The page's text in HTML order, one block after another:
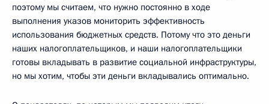
поэтому мы считаем, что нужно постоянно в ходе
выполнения указов мониторить эффективность
использования бюджетных средств. Потому что это деньги
наших налогоплательщиков, и наши налогоплательщики
готовы вкладывать в развитие социальной инфраструктуры,
но мы хотим, чтобы эти деньги вкладывались оптимально.